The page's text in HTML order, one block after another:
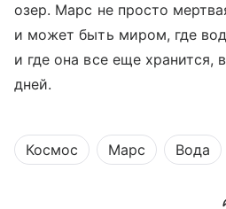
озер. Марс не просто
и может быть миром, где
и где она все еще хранится,
дней.
Космос Марс Вода